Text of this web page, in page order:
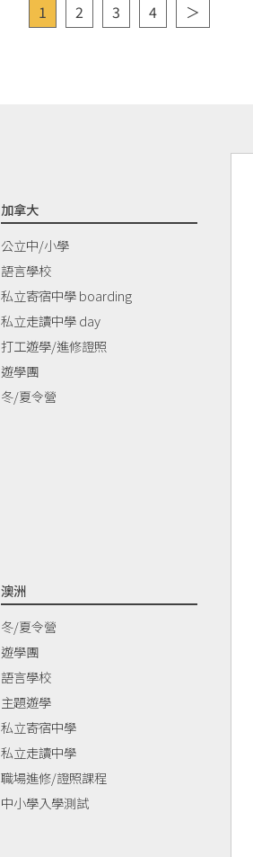
1 2 3 4 ＞
加拿大
公立中/小學
語言學校
私立寄宿中學 boarding
私立走讀中學 day
打工遊學/進修證照
遊學團
冬/夏令營
澳洲
冬/夏令營
遊學團
語言學校
主題遊學
私立寄宿中學
私立走讀中學
職場進修/證照課程
中小學入學測試